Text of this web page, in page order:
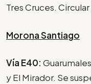
Tres Cruces.
Morona Santiago
Vía E40:
y El Mirador. Se